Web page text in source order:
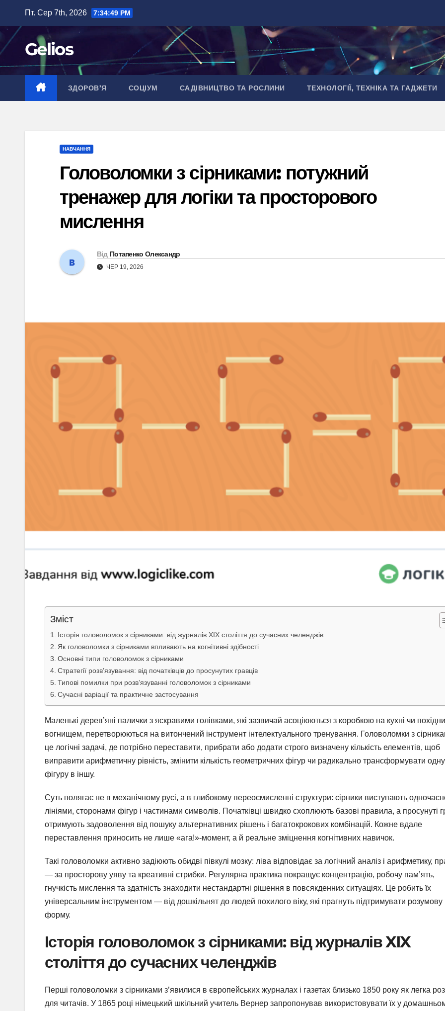
вмісту
Пт. Сер 7th, 2026 7:34:50 PM
Gelios
ЗДОРОВ’Я СОЦІУМ САДІВНИЦТВО ТА РОСЛИНИ ТЕХНОЛОГІЇ, ТЕХНІКА ТА ГАДЖЕТИ
НАВЧАННЯ
Головоломки з сірниками: потужний
тренажер для логіки та просторового
мислення
Від Потапенко Олександр
ЧЕР 19, 2026
Зміст
Історія головоломок з сірниками: від журналів XIX століття до сучасних челенджів
Як головоломки з сірниками впливають на когнітивні здібності
Основні типи головоломок з сірниками
Стратегії розв’язування: від початківців до просунутих гравців
Типові помилки при розв’язуванні головоломок з сірниками
Сучасні варіації та практичне застосування
Маленькі дерев’яні палички з яскравими голівками, які зазвичай асоціюються з коробкою на кухні чи
вогнищем, перетворюються на витончений інструмент інтелектуального тренування. Головоломки з
це логічні задачі, де потрібно переставити, прибрати або додати строго визначену кількість елементів, щоб
виправити арифметичну рівність, змінити кількість геометричних фігур чи радикально трансформувати одну
фігуру в іншу.
Суть полягає не в механічному русі, а в глибокому переосмисленні структури: сірники виступають
лініями, сторонами фігур і частинами символів. Початківці швидко схоплюють базові правила, а просунуті
отримують задоволення від пошуку альтернативних рішень і багатокрокових комбінацій. Кожне вдале
переставлення приносить не лише «ага!»-момент, а й реальне зміцнення когнітивних навичок.
Такі головоломки активно задіюють обидві півкулі мозку: ліва відповідає за логічний аналіз і арифметику,
— за просторову уяву та креативні стрибки. Регулярна практика покращує концентрацію, робочу пам’ять,
гнучкість мислення та здатність знаходити нестандартні рішення в повсякденних ситуаціях. Це робить їх
універсальним інструментом — від дошкільнят до людей похилого віку, які прагнуть підтримувати розумову
форму.
Історія головоломок з сірниками: від журналів XIX
століття до сучасних челенджів
Перші головоломки з сірниками з’явилися в європейських журналах і газетах близько 1850 року як легка
для читачів. У 1865 році німецький шкільний учитель Вернер запропонував використовувати їх у